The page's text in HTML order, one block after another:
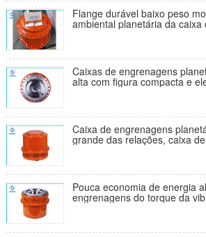
Flange durável baixo peso
ambiental planetária da
Caixas de engrenagens
alta com figura compacta e
Caixa de engrenagens
grande das relações, caixa
planetária industrial da
Pouca economia de energia
engrenagens do torque da